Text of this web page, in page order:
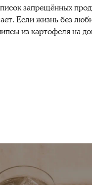
запрещённых
Если жизнь без
изкартофеляна